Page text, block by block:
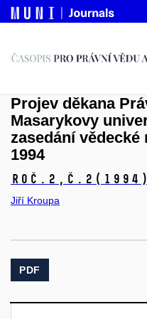
Projev děkana
Masarykovy
zasedání vědecké
1994
Roč.2, č.2 (1994)
Jiří Kroupa
PDF